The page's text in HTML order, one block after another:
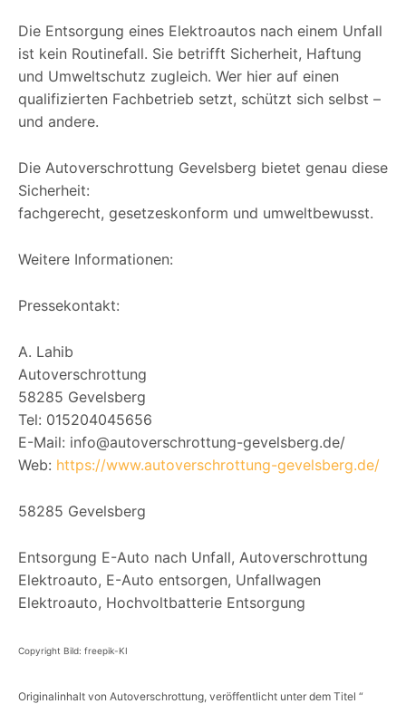
Die Entsorgung eines Elektroautos nach einem Unfall
ist kein Routinefall. Sie betrifft Sicherheit, Haftung
und Umweltschutz zugleich. Wer hier auf einen
qualifizierten Fachbetrieb setzt, schützt sich selbst –
und andere.
Die Autoverschrottung Gevelsberg bietet genau diese
Sicherheit:
fachgerecht, gesetzeskonform und umweltbewusst.
Weitere Informationen:
Pressekontakt:
A. Lahib
Autoverschrottung
58285 Gevelsberg
Tel: 015204045656
E-Mail: info@autoverschrottung-gevelsberg.de/
Web: https://www.autoverschrottung-gevelsberg.de/
58285 Gevelsberg
Entsorgung E-Auto nach Unfall, Autoverschrottung
Elektroauto, E-Auto entsorgen, Unfallwagen
Elektroauto, Hochvoltbatterie Entsorgung
Copyright Bild: freepik-KI
Originalinhalt von Autoverschrottung, veröffentlicht unter dem Titel “